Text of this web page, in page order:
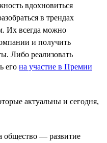
вдохновиться
в трендах
Их всегда можно
и получить
Либо реализовать
его на участие в Премии
актуальны и сегодня,
общество — развитие